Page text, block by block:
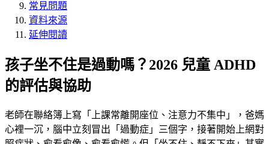
常見問題
資料來源
延伸閱讀
孩子坐不住是過動嗎？2026 兒童 ADHD
的評估與協助
老師在聯絡簿上寫「上課常離開座位、注意力不集中」，爸媽
心裡一沉，腦中立刻冒出「過動症」三個字，接著開始上網對